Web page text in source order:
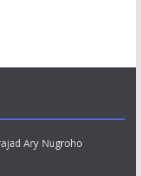
Ary Nugroho